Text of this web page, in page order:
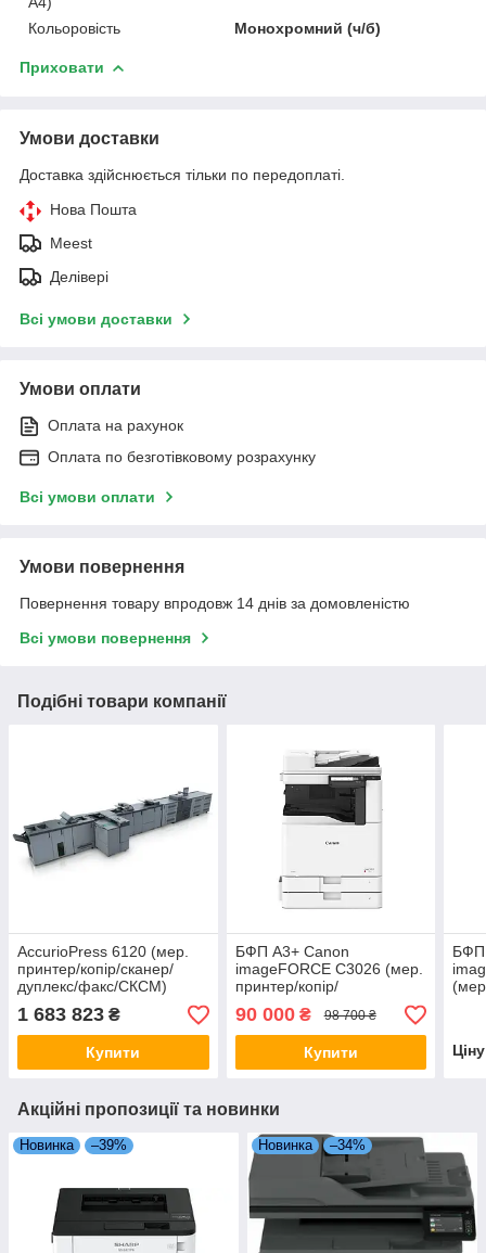
Кольоровість
Монохромний (ч/б)
Приховати
Умови доставки
Доставка здійснюється тільки по передоплаті.
Нова Пошта
Meest
Делівері
Всі умови доставки
Умови оплати
Оплата на рахунок
Оплата по безготівковому розрахунку
Всі умови оплати
Умови повернення
Повернення товару впродовж 14 днів за домовленістю
Всі умови повернення
Подібні товари компанії
AccurioPress 6120 (мер.
принтер/копір/сканер/
дуплекс/факс/СКСМ)
1 683 823 ₴
Купити
БФП А3+ Canon
imageFORCE C3026 (мер.
принтер/копір/
сканер/ARDF/Wi-Fi)
90 000₴ 98 700 ₴
Купити
БФП
Акційні пропозиції та новинки
Новинка –39% Новинка –34%